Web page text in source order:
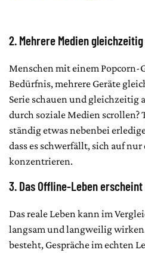
2. Mehrere Medien
Menschen mit einem Popcorn-
Bedürfnis, mehrere Geräte
Serie schauen und gleichzeitig
durch soziale Medien scrollen?
ständig etwas nebenbei
dass es schwerfällt, sich auf
konzentrieren.
3. Das Offline-Leben
Das reale Leben kann im
langsam und langweilig
besteht, Gespräche im echten